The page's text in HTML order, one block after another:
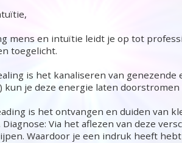
mens en intuïtie leidt je op tot
toegelicht.
is het kanaliseren van
kun je deze energie laten doorstromen
is het ontvangen en duiden van
Diagnose: Via het aflezen van deze
Waardoor je een indruk heeft